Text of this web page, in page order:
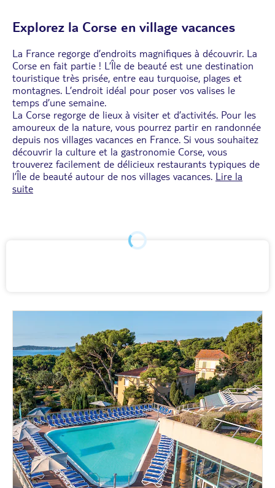
Explorez la Corse en village vacances
La France regorge d’endroits magnifiques à découvrir. La
Corse en fait partie ! L’Île de beauté est une destination
touristique très prisée, entre eau turquoise, plages et
montagnes. L’endroit idéal pour poser vos valises le
temps d’une semaine.
La Corse regorge de lieux à visiter et d’activités. Pour les
amoureux de la nature, vous pourrez partir en randonnée
depuis nos villages vacances en France. Si vous souhaitez
découvrir la culture et la gastronomie Corse, vous
trouverez facilement de délicieux restaurants typiques de
l’Île de beauté autour de nos villages vacances. Lire la
suite